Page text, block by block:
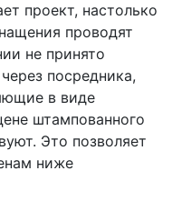
проект, настолько
проводят
не принято
посредника,
в виде
штампованного
Это позволяет
ниже